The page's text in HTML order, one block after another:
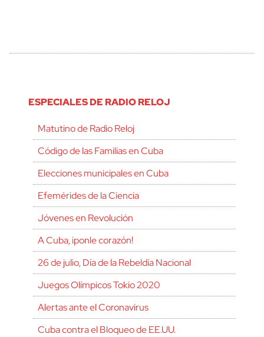
ESPECIALES DE RADIO RELOJ
Matutino de Radio Reloj
Código de las Familias en Cuba
Elecciones municipales en Cuba
Efemérides de la Ciencia
Jóvenes en Revolución
A Cuba, ¡ponle corazón!
26 de julio, Día de la Rebeldía Nacional
Juegos Olímpicos Tokio 2020
Alertas ante el Coronavirus
Cuba contra el Bloqueo de EE.UU.